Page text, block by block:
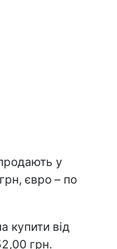
у
євро – по
купити від
грн.